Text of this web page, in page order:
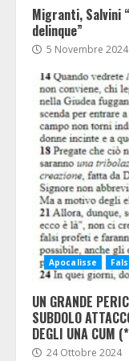
Migranti, Salvini
delinque”
5 Novembre 2024
Apocalisse
UN GRANDE
SUBDOLO
DEGLI UNA CUM
24 Ottobre 2024